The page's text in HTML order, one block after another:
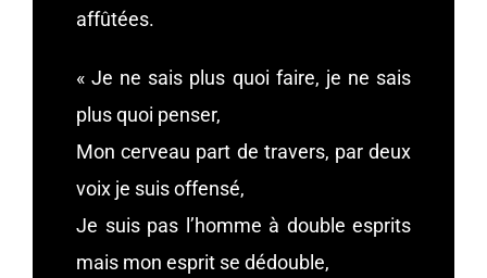
affûtées.
« Je ne sais plus quoi faire, je ne sais
plus quoi penser,
Mon cerveau part de travers, par deux
voix je suis offensé,
Je suis pas l’homme à double esprits
mais mon esprit se dédouble,